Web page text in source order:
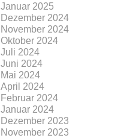
Januar 2025
Dezember 2024
November 2024
Oktober 2024
Juli 2024
Juni 2024
Mai 2024
April 2024
Februar 2024
Januar 2024
Dezember 2023
November 2023